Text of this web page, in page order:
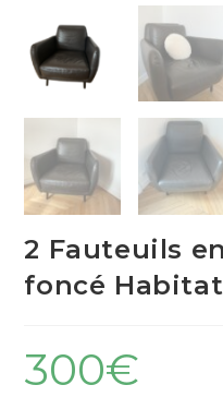
2 Fauteuils
foncé Habitat
300€